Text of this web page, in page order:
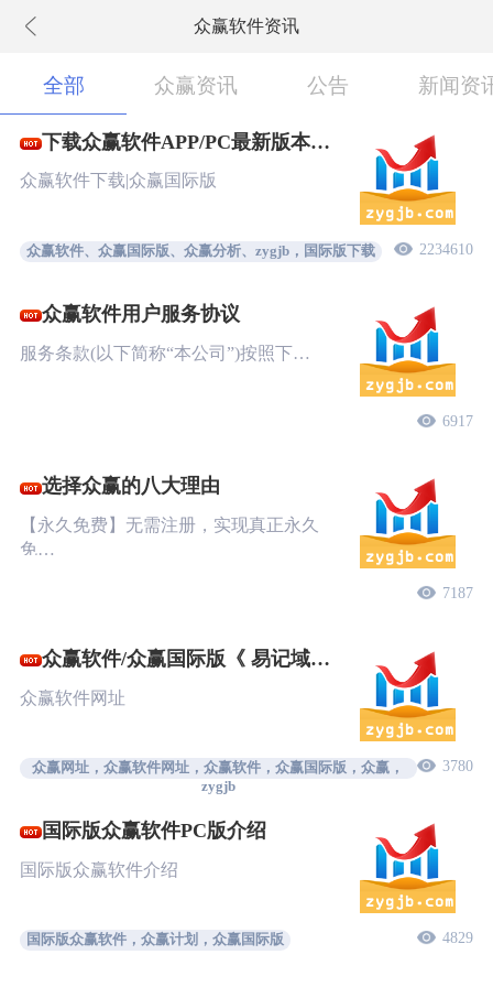
众赢软件资讯
全部 众赢资讯 公告 新闻资
下载众赢软件APP/PC最新版本
New!
众赢软件下载|众赢国际版
众赢软件、众赢国际版、众赢分析、zygjb，国际版下载 2234610
众赢软件用户服务协议
服务条款(以下简称“本公司”)按照下…
6917
选择众赢的八大理由
【永久免费】无需注册，实现真正永久
免…
7187
众赢软件/众赢国际版《 易记域
名》
众赢软件网址
众赢网址，众赢软件网址，众赢软件，众赢国际版，众赢，
zygjb
3780
国际版众赢软件PC版介绍
国际版众赢软件介绍
国际版众赢软件，众赢计划，众赢国际版 4829